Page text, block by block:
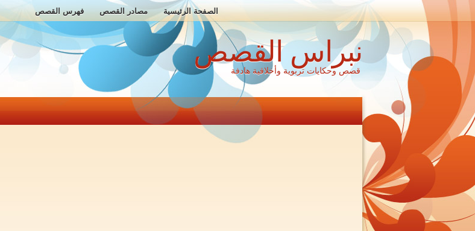
الصفحة الرئيسية مصادر القصص فهرس القصص
نبراس القصص
قصص وحكايات تربوية وأخلاقية هادفة